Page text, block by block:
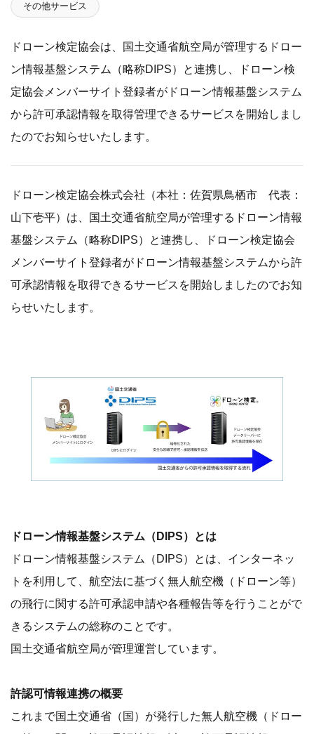
その他サービス
ドローン検定協会は、国土交通省航空局が管理するドロー
ン情報基盤システム（略称DIPS）と連携し、ドローン検
定協会メンバーサイト登録者がドローン情報基盤システム
から許可承認情報を取得管理できるサービスを開始しまし
たのでお知らせいたします。
ドローン検定協会株式会社（本社：佐賀県鳥栖市 代表：
山下壱平）は、国土交通省航空局が管理するドローン情報
基盤システム（略称DIPS）と連携し、ドローン検定協会
メンバーサイト登録者がドローン情報基盤システムから許
可承認情報を取得できるサービスを開始しましたのでお知
らせいたします。
ドローン情報基盤システム（DIPS）とは
ドローン情報基盤システム（DIPS）とは、インターネッ
トを利用して、航空法に基づく無人航空機（ドローン等）
の飛行に関する許可承認申請や各種報告等を行うことがで
きるシステムの総称のことです。
国土交通省航空局が管理運営しています。
許認可情報連携の概要
これまで国土交通省（国）が発行した無人航空機（ドロー